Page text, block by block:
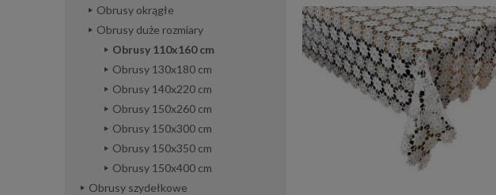
Obrusy okrągłe
Obrusy duże rozmiary
Obrusy 110x160 cm
Obrusy 130x180 cm
Obrusy 140x220 cm
Obrusy 150x260 cm
Obrusy 150x300 cm
Obrusy 150x350 cm
Obrusy 150x400 cm
Obrusy szydełkowe